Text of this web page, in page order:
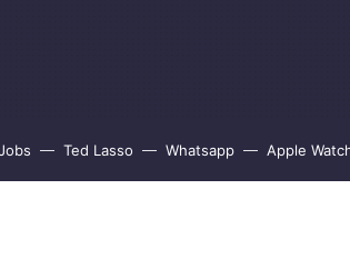
Ted Lasso Whatsapp Apple